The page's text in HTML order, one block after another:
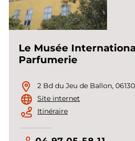
Le Musée
Parfumerie
2 Bd du Jeu de Ballon,
Site internet
Itinéraire